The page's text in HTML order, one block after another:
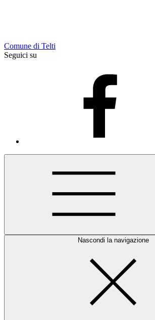
Comune di Telti
Seguici su
Nascondi la navigazione